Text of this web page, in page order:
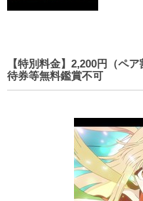
【特別料金】2,200円（ペ
待券等無料鑑賞不可